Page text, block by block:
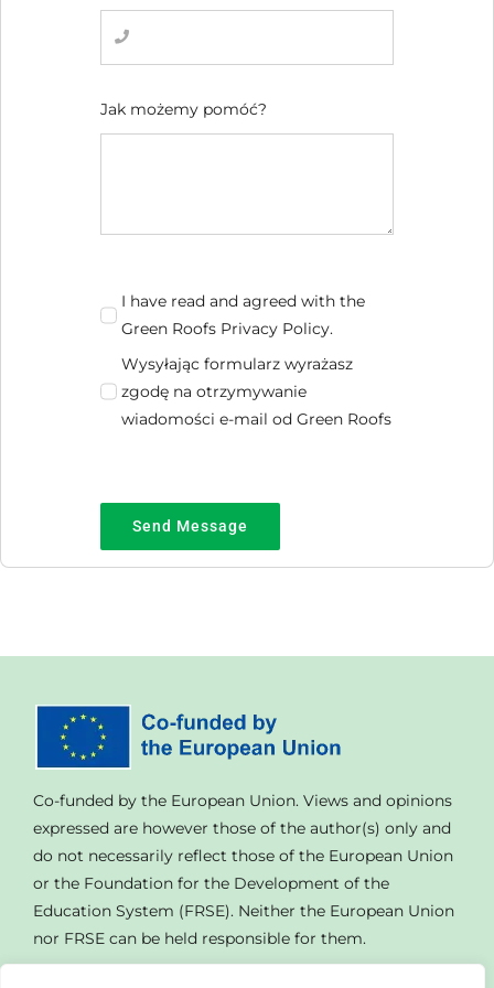
PRZYDATNE LINKIJak możemy pomóć?
I have read and agreed with the
Green Roofs Privacy Policy.
Wysyłając formularz wyrażasz
zgodę na otrzymywanie
wiadomości e-mail od Green Roofs
Send Message
Co-funded by the European Union. Views and opinions
expressed are however those of the author(s) only and
do not necessarily reflect those of the European Union
or the Foundation for the Development of the
Education System (FRSE). Neither the European Union
nor FRSE can be held responsible for them.